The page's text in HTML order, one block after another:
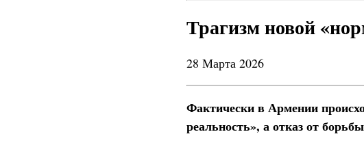
Трагизм новой
28 Марта 2026
Фактически в Армении
реальность», а отказ от